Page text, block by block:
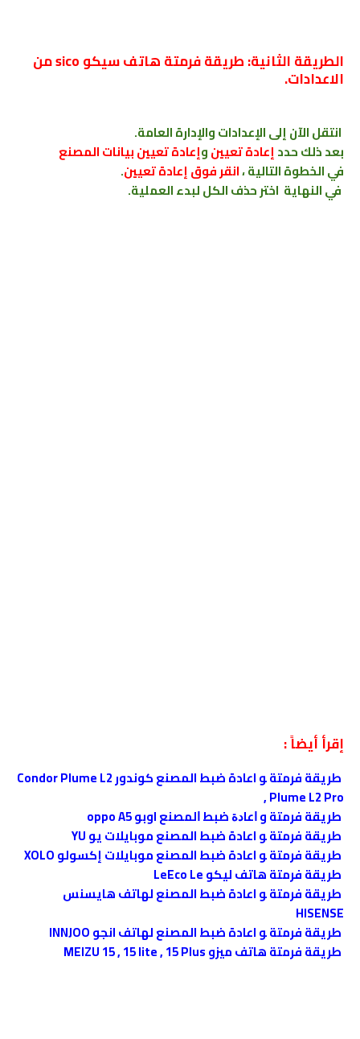
الطريقة الثانية: طريقة فرمتة هاتف سيكو sico من
الاعدادات.
انتقل الآن إلى الإعدادات والإدارة العامة.
بعد ذلك حددإعادة تعيينوإعادة تعيين بيانات المصنع
في الخطوة التالية ،انقر فوق إعادة تعيين.
في النهاية اختر حذف الكل لبدء العملية.
إقرأ أيضاً :
طريقة فرمتة ﻮ اعادة ضبط المصنع كوندور Condor Plume L2
, Plume L2 Pro
طريقة فرمتة و ﺍﻋﺎﺩﺓ ﺿﺒﻂ ﺍﻟﻤﺼﻨﻊ اوبو oppo A5
طريقة فرمتة ﻮ اعادة ضبط المصنع موبايلات يو YU
طريقة فرمتة ﻮ اعادة ضبط المصنع موبايلات إكسولو XOLO
طريقة فرمتة هاتف ليكو LeEco Le
طريقة فرمتة ﻮ اعادة ضبط المصنع ﻟﻬﺎﺗﻒ هايسنس
HISENSE
طريقة فرمتة ﻮ اعادة ضبط المصنع ﻟﻬﺎﺗﻒ انجو INNJOO
طريقة فرمتة هاتف ميزو MEIZU 15 , 15 lite , 15 Plus